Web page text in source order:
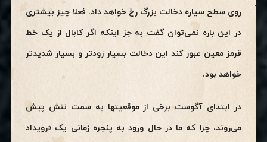
روی سطح سیاره دخالت بزرگ رخ خواهد داد. فعلا چیز بیشتری
در این باره نمی‌توان گفت به جز اینکه اگر کابال از یک خط
قرمز معین عبور کند این دخالت بسیار زودتر و بسیار شدیدتر
خواهد بود.
در ابتدای آگوست برخی از موقعیتها به سمت تنش پیش
می‌روند، چرا که ما در حال ورود به پنجره زمانی یک «رویداد